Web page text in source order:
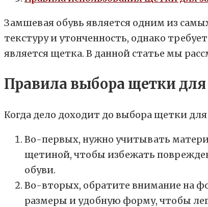
Замшевая обувь является одним из
текстуру и утонченность, однако
является щетка. В данной статье мы
Правила выбора щетки
Когда дело доходит до выбора щетки
Во-первых, нужно учитывать
щетиной, чтобы избежать
обуви.
Во-вторых, обратите внимание на
размеры и удобную форму, чтобы